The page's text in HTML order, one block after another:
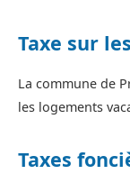
Taxe sur
La commune de
les logements
Taxes